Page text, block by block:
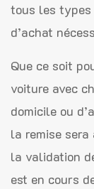
tous les types
d’achat
Que ce soit
voiture avec
domicile ou
la remise
la validation
est en cours